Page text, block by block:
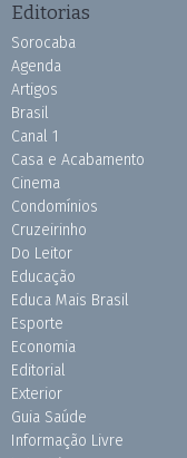
Editorias
Sorocaba
Agenda
Artigos
Brasil
Canal 1
Casa e Acabamento
Cinema
Condomínios
Cruzeirinho
Do Leitor
Educação
Educa Mais Brasil
Esporte
Economia
Editorial
Exterior
Guia Saúde
Informação Livre